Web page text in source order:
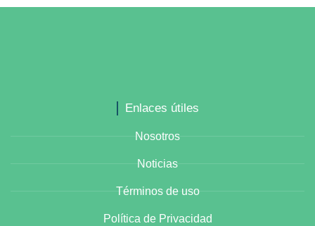
Enlaces útiles
Nosotros
Noticias
Términos de uso
Política de Privacidad